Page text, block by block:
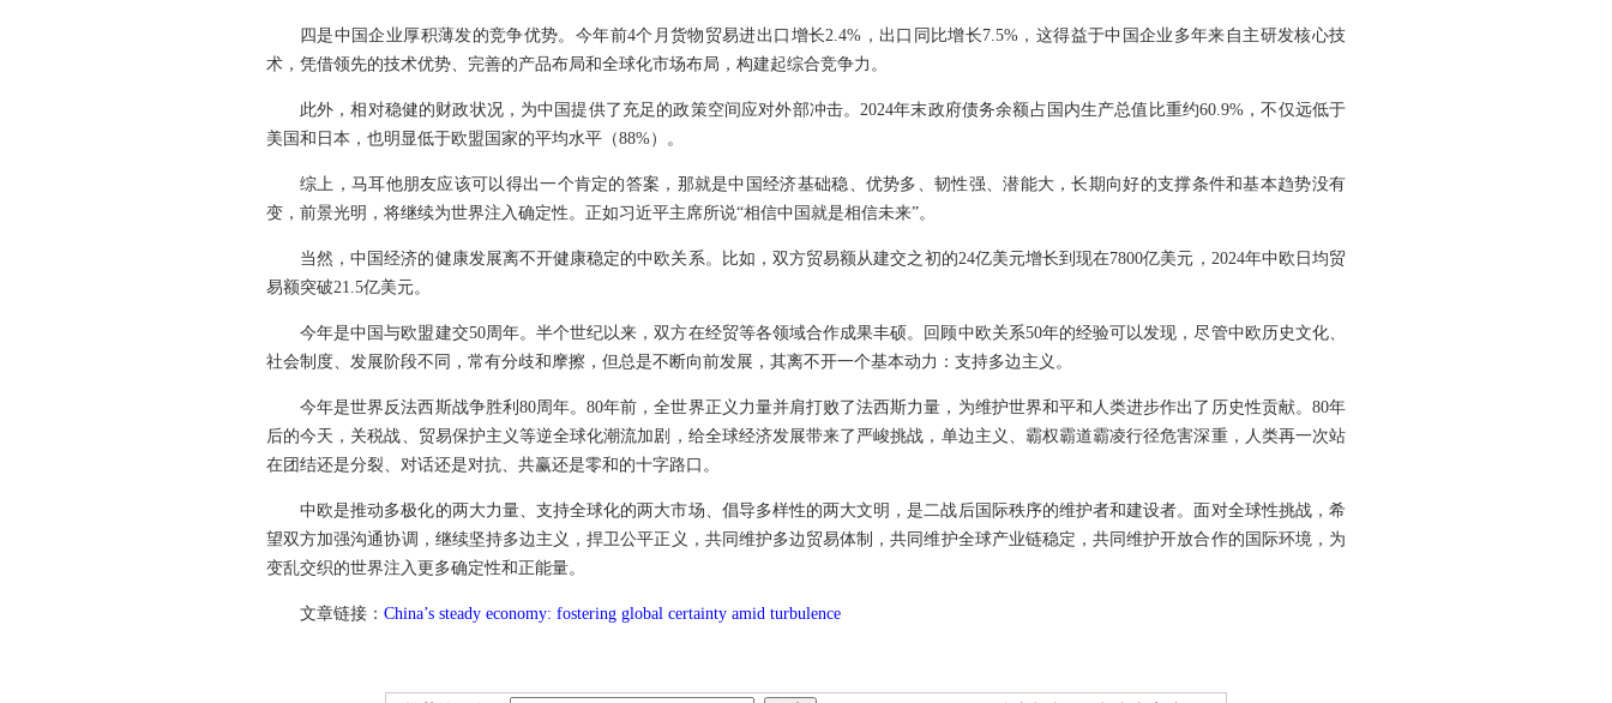
四是中国企业厚积薄发的竞争优势。今年前4个月货物贸易进出口增长2.4%，出口同比增长7.5%，这得益于中国企业多年来自主研发核心技
术，凭借领先的技术优势、完善的产品布局和全球化市场布局，构建起综合竞争力。
此外，相对稳健的财政状况，为中国提供了充足的政策空间应对外部冲击。2024年末政府债务余额占国内生产总值比重约60.9%，不仅远低于
美国和日本，也明显低于欧盟国家的平均水平（88%）。
综上，马耳他朋友应该可以得出一个肯定的答案，那就是中国经济基础稳、优势多、韧性强、潜能大，长期向好的支撑条件和基本趋势没有
变，前景光明，将继续为世界注入确定性。正如习近平主席所说“相信中国就是相信未来”。
当然，中国经济的健康发展离不开健康稳定的中欧关系。比如，双方贸易额从建交之初的24亿美元增长到现在7800亿美元，2024年中欧日均贸
易额突破21.5亿美元。
今年是中国与欧盟建交50周年。半个世纪以来，双方在经贸等各领域合作成果丰硕。回顾中欧关系50年的经验可以发现，尽管中欧历史文化、
社会制度、发展阶段不同，常有分歧和摩擦，但总是不断向前发展，其离不开一个基本动力：支持多边主义。
今年是世界反法西斯战争胜利80周年。80年前，全世界正义力量并肩打败了法西斯力量，为维护世界和平和人类进步作出了历史性贡献。80年
后的今天，关税战、贸易保护主义等逆全球化潮流加剧，给全球经济发展带来了严峻挑战，单边主义、霸权霸道霸凌行径危害深重，人类再一次站
在团结还是分裂、对话还是对抗、共赢还是零和的十字路口。
中欧是推动多极化的两大力量、支持全球化的两大市场、倡导多样性的两大文明，是二战后国际秩序的维护者和建设者。面对全球性挑战，希
望双方加强沟通协调，继续坚持多边主义，捍卫公平正义，共同维护多边贸易体制，共同维护全球产业链稳定，共同维护开放合作的国际环境，为
变乱交织的世界注入更多确定性和正能量。
文章链接： China’s steady economy: fostering global certainty amid turbulence